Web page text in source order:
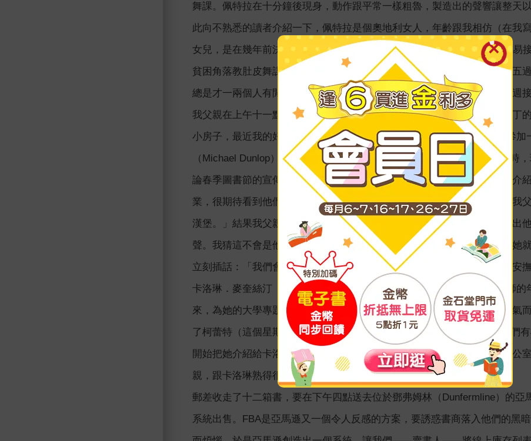
舞課。佩特拉在十分鐘後現身，動作跟平常一樣粗魯，製造出的聲響讓整天
此向不熟悉的讀者介紹一下，佩特拉是個奧地利女人，年齡跟我相仿（在我
女兒，是在幾年前決定搬來加洛韋（Galloway）的。她很有魅力，非常容易
貧困角落教肚皮舞謀生，而她的教室就是我書店樓上的客廳。她每個星期五
總是才一兩個人有閒情逸致來上課。不過她從未因此受到打擊，就這樣一週
我父親在上午十一點帶著母親裁短要給小屋用的窗簾過來。小屋是以前園丁
小房子，最近我的好朋友卡蘿安（Carol-Ann）住進了那裡。我父親要去參
（Michael Dunlop）的本地農夫。我沒聽聞他過世的消息。父親正要離開時
論春季圖書節的宣傳事項（他們接手了本地的「犁人」酒吧）。我把他們介
業，很期待看到他們帶來的改變。他問他們打算在菜單上提供哪種食物（我
漢堡。」結果我父親回答：「我不喜歡漢堡。還有什麼我能吃的？」班擺出
聲。我猜這不會是他最後一次遇到這種對話。班的另一半凱蒂是德國人，她
立刻插話：「我們會為不吃漢堡的人提供雞翅跟其他東西。」這似乎稍微安撫
卡洛琳．麥奎絲汀（Caroline McQuistin）是本地一位正在受訓成為攝影師
來，為她的大學專題拍了三個小時的照片。她在這裡的時候，有個因為天氣
了柯蕾特（這個星期由她負責「開放書店」――這是一間Airbnb，能讓人們
開始把她介紹給卡洛琳認識。結果那個人根本不是柯蕾特。她是圖書節辦公
親，跟卡洛琳熟得很。真是太尷尬了。
郵差收走了十二箱書，要在下午四點送去位於鄧弗姆林（Dunfermline）的亞
系統出售。FBA是亞馬遜又一個令人反感的方案，要誘惑書商落入他們的黑